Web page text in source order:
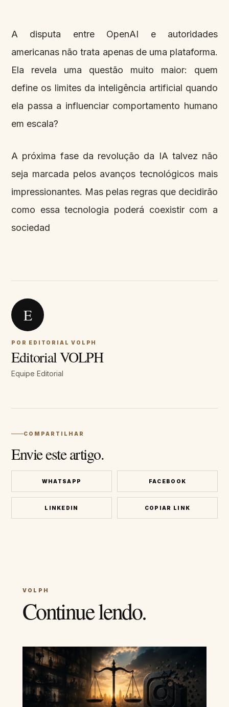
A disputa entre OpenAI e autoridades
americanas não trata apenas de uma plataforma.
Ela revela uma questão muito maior: quem
define os limites da inteligência artificial quando
ela passa a influenciar comportamento humano
em escala?
A próxima fase da revolução da IA talvez não
seja marcada pelos avanços tecnológicos mais
impressionantes. Mas pelas regras que decidirão
como essa tecnologia poderá coexistir com a
sociedad
E
POR EDITORIAL VOLPH
Editorial VOLPH
Equipe Editorial
COMPARTILHAR
Envie este artigo.
WHATSAPP FACEBOOK
LINKEDIN COPIAR LINK
VOLPH
Continue lendo.